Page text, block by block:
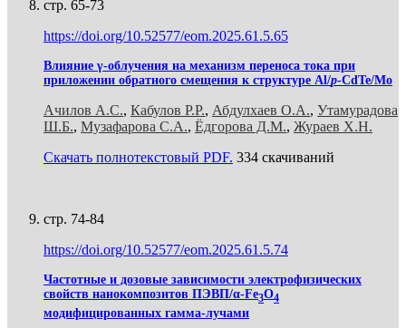
стр. 65-73
https://doi.org/10.52577/eom.2025.61.5.65
Влияние γ-облучения на механизм переноса тока при
приложении обратного смещения к структуре Al/p-CdTe/Mo
Ачилов А.С., Кабулов Р.Р., Абдулхаев О.А., Утамурадова
Ш.Б., Музафарова С.А., Ёдгорова Д.М., Жураев Х.Н.
Скачать полнотекстовый PDF. 334 скачиваний
стр. 74-84
https://doi.org/10.52577/eom.2025.61.5.74
Частотные и дозовые зависимости электрофизических
свойств нанокомпозитов ПЭВП/α-Fe3O4
модифицированных гамма-лучами